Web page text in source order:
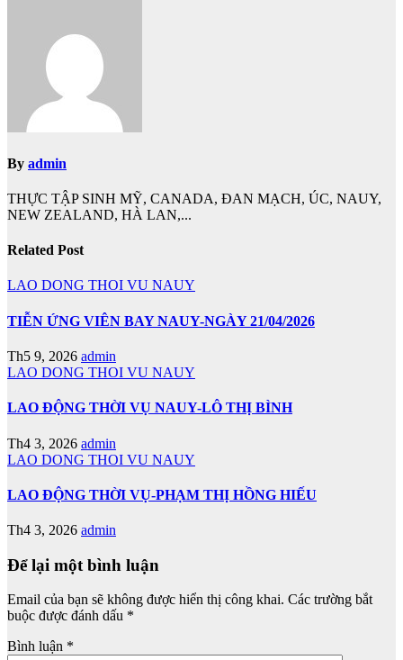
By admin
THỰC TẬP SINH MỸ, CANADA, ĐAN MẠCH, ÚC, NAUY,
NEW ZEALAND, HÀ LAN,...
Related Post
LAO DONG THOI VU NAUY
TIỄN ỨNG VIÊN BAY NAUY-NGÀY 21/04/2026
Th5 9, 2026 admin
LAO DONG THOI VU NAUY
LAO ĐỘNG THỜI VỤ NAUY-LÔ THỊ BÌNH
Th4 3, 2026 admin
LAO DONG THOI VU NAUY
LAO ĐỘNG THỜI VỤ-PHẠM THỊ HỒNG HIẾU
Th4 3, 2026 admin
Để lại một bình luận
Email của bạn sẽ không được hiển thị công khai. Các trường bắt
buộc được đánh dấu *
Bình luận *